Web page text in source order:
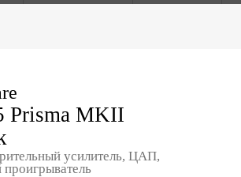
Prisma MKII
усилитель, ЦАП,
проигрыватель